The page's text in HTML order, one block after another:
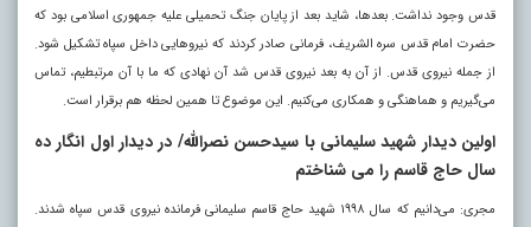
قدس وجود نداشت. بعدها، شاید بعد از پایان جنگ تحمیلی علیه جمهوری اسلامی بود که
حضرت امام قدس سره الشریف، فرمانی صادر کردند که نیروهایی داخل سپاه تشکیل شود.
از جمله نیروی قدس. از آن به بعد نیروی قدس شد آن نهادی که ما با آن مرتبطیم، تماس
می‌گیریم و هماهنگی و همکاری می‌کنیم. این موضوع تا همین لحظه هم برقرار است.
اولین دیدار شهید سلیمانی با سیدحسن نصرالله/ در دیدار اول انگار ده
سال حاج قاسم را می شناختم
مجری: می‌دانیم که سال ۱۹۹۸ شهید حاج قاسم سلیمانی فرمانده نیروی قدس سپاه شدند.